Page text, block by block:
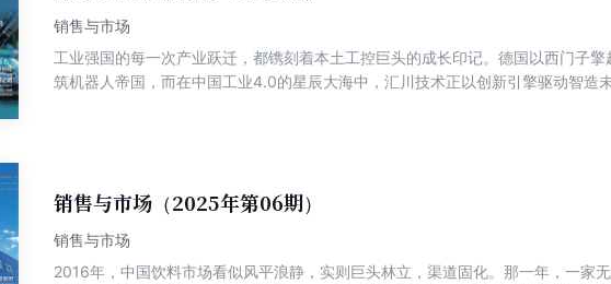
“见证·新增长”系列直播活动开始的前一天，《销售与市场》团队跟着仙之宝董事
播事宜。其间，被落在后面的同事忍不住开口道：“在正式直播的时候一定要提醒他控制速度。” 谈笑风生
是魏艳超给人的第一印象，而这也是仙之宝的生动写照。
销售与市场
工业强国的每一次产业跃迁，都镌刻着本土工控巨头的成长印记。德国以西门子
筑机器人帝国，而在中国工业4.0的星辰大海中，汇川技术正以创新引擎驱动智造
国内工控自动化领域的绝对龙头。如今，汇川技术稳居国内工业自动化行业第一，
明连续4年荣登福布斯中国最佳 CEO榜单。 汇川技术的成长历程不仅勾勒出中国
略远见、营销模式创新与技术深耕的厚重商业价值。
销售与市场（2025年第06期）
销售与市场
2016年，中国饮料市场看似风平浪静，实则巨头林立，渠道固化。那一年，一家